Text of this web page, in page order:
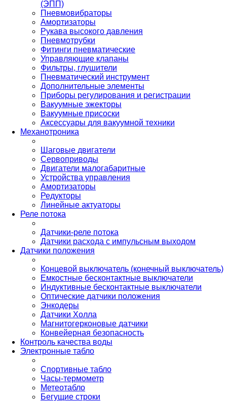
(ЭПП)
Пневмовибраторы
Амортизаторы
Рукава высокого давления
Пневмотрубки
Фитинги пневматические
Управляющие клапаны
Фильтры, глушители
Пневматический инструмент
Дополнительные элементы
Приборы регулирования и регистрации
Вакуумные эжекторы
Вакуумные присоски
Аксессуары для вакуумной техники
Механотроника
Шаговые двигатели
Сервоприводы
Двигатели малогабаритные
Устройства управления
Амортизаторы
Редукторы
Линейные актуаторы
Реле потока
Датчики-реле потока
Датчики расхода с импульсным выходом
Датчики положения
Концевой выключатель (конечный выключатель)
Емкостные бесконтактные выключатели
Индуктивные бесконтактные выключатели
Оптические датчики положения
Энкодеры
Датчики Холла
Магнитогерконовые датчики
Конвейерная безопасность
Контроль качества воды
Электронные табло
Спортивные табло
Часы-термометр
Метеотабло
Бегущие строки